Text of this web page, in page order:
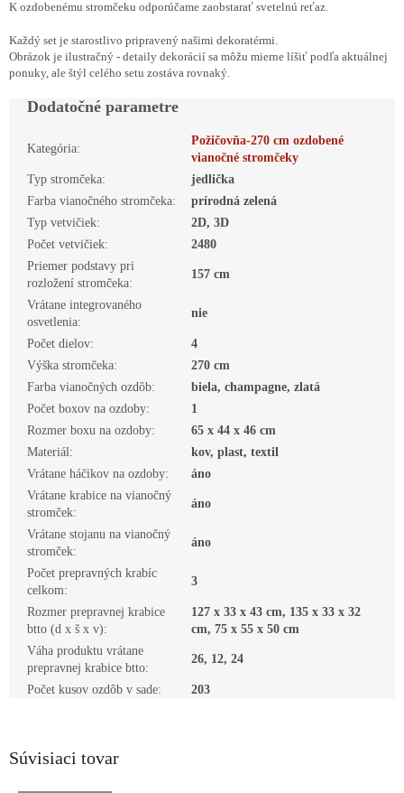
Súvisiaci tovar
K ozdobenému stromčeku odporúčame zaobstarať svetelnú reťaz.
Každý set je starostlivo pripravený našimi dekoratérmi.
Obrázok je ilustračný - detaily dekorácií sa môžu mierne líšiť podľa aktuálnej
ponuky, ale štýl celého setu zostáva rovnaký.
Dodatočné parametre
Kategória:
Požičovňa-270 cm ozdobené
vianočné stromčeky
Typ stromčeka:
jedlička
Farba vianočného stromčeka:
prírodná zelená
Typ vetvičiek:
2D, 3D
Počet vetvičiek:
2480
Priemer podstavy pri
rozložení stromčeka:
157 cm
Vrátane integrovaného
osvetlenia:
nie
Počet dielov:
4
Výška stromčeka:
270 cm
Farba vianočných ozdôb:
biela, champagne, zlatá
Počet boxov na ozdoby:
1
Rozmer boxu na ozdoby:
65 x 44 x 46 cm
Materiál :
kov, plast, textil
Vrátane háčikov na ozdoby:
áno
Vrátane krabice na vianočný
stromček:
áno
Vrátane stojanu na vianočný
stromček:
áno
Počet prepravných krabíc
celkom:
3
Rozmer prepravnej krabice
btto (d x š x v):
127 x 33 x 43 cm, 135 x 33 x 32
cm, 75 x 55 x 50 cm
Váha produktu vrátane
prepravnej krabice btto:
26, 12, 24
Počet kusov ozdôb v sade: 203